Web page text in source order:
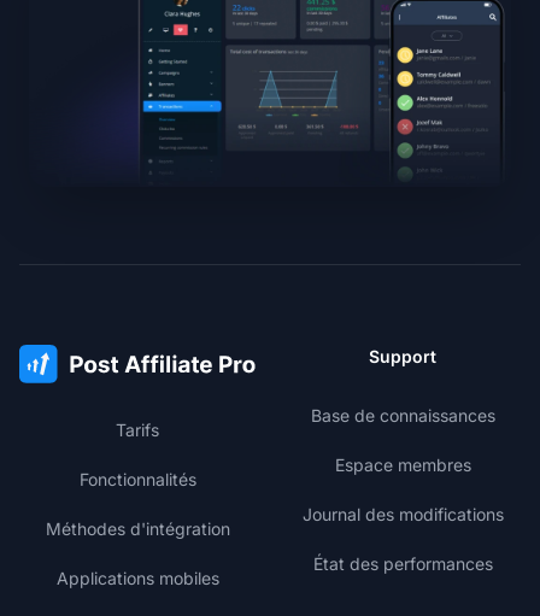
Tarifs
Fonctionnalités
Méthodes d'intégration
Applications mobiles
Support
Base de connaissances
Espace membres
Journal des modifications
État des performances